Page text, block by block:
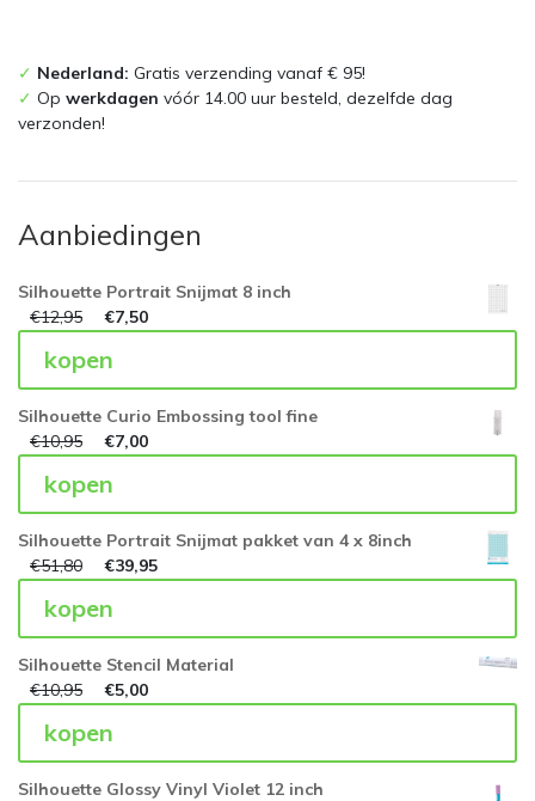
✓ Nederland: Gratis verzending vanaf € 95!
✓ Op werkdagen vóór 14.00 uur besteld, dezelfde dag
verzonden!
Aanbiedingen
Silhouette Portrait Snijmat 8 inch
€12,95 €7,50
kopen
Silhouette Curio Embossing tool fine
€10,95 €7,00
kopen
Silhouette Portrait Snijmat pakket van 4 x 8inch
€51,80 €39,95
kopen
Silhouette Stencil Material
€10,95 €5,00
kopen
Silhouette Glossy Vinyl Violet 12 inch